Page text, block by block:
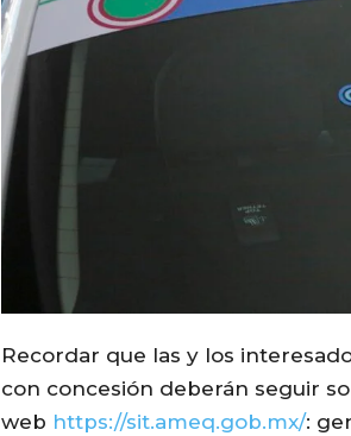
Recordar que las y los
con concesión deberán seguir
web https://sit.ameq.gob.mx/: